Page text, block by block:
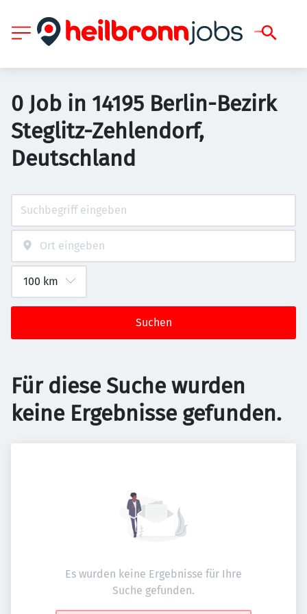
0 Job in 14195 Berlin-Bezirk
Steglitz-Zehlendorf,
Deutschland
Suchen
Für diese Suche wurden
keine Ergebnisse gefunden.
Es wurden keine Ergebnisse für Ihre
Suche gefunden.